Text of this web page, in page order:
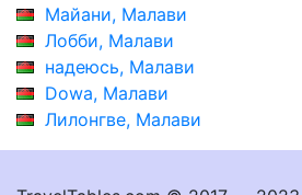
Майани, Малави
Лобби, Малави
надеюсь, Малави
Dowa, Малави
Лилонгве, Малави